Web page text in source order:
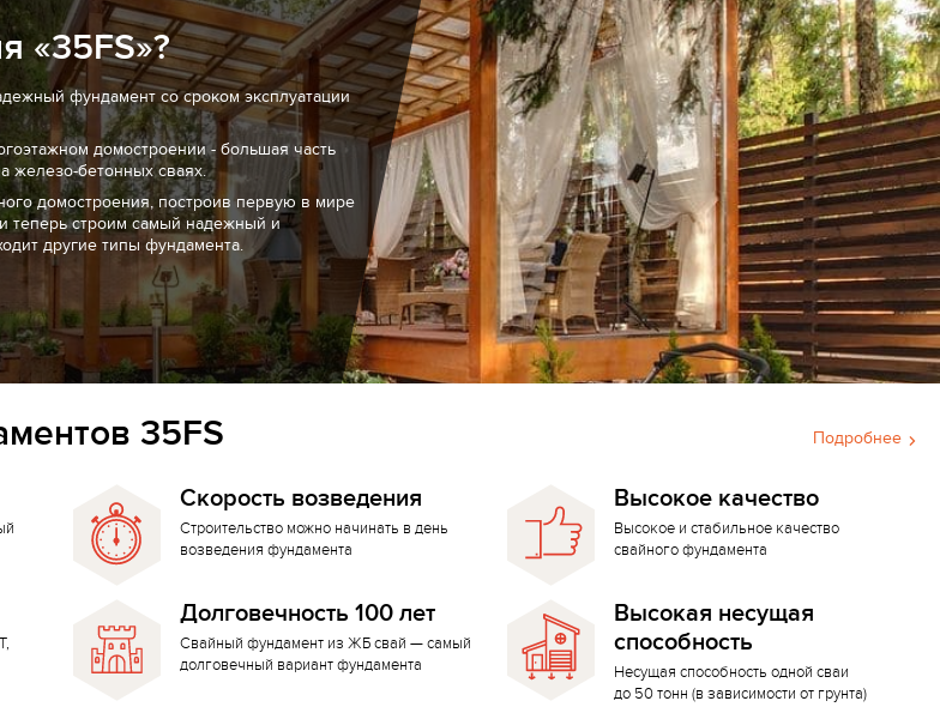
«35FS»?
фундамент со сроком эксплуатации
домостроении - большая часть
железо-бетонных сваях.
домостроения, построив первую в мире
теперь строим самый надежный и
другие типы фундамента.
Подробнее
35FS
Скорость возведения
Строительство можно начинать в день
возведения фундамента
Высокое качество
Высокое и стабильное качество
свайного фундамента
Долговечность 100 лет
Свайный фундамент из ЖБ свай — самый
долговечный вариант фундамента
Высокая несущая
способность
Несущая способность одной сваи
до 50 тонн (в зависимости от грунта)